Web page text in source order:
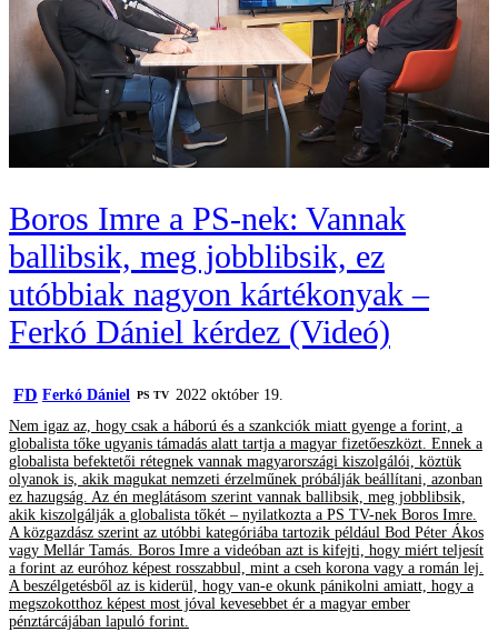
Boros Imre a PS-nek: Vannak
ballibsik, meg jobblibsik, ez
utóbbiak nagyon kártékonyak –
Ferkó Dániel kérdez (Videó)
FD Ferkó Dániel PS TV 2022 október 19.
Nem igaz az, hogy csak a háború és a szankciók miatt gyenge a forint, a
globalista tőke ugyanis támadás alatt tartja a magyar fizetőeszközt. Ennek a
globalista befektetői rétegnek vannak magyarországi kiszolgálói, köztük
olyanok is, akik magukat nemzeti érzelműnek próbálják beállítani, azonban
ez hazugság. Az én meglátásom szerint vannak ballibsik, meg jobblibsik,
akik kiszolgálják a globalista tőkét – nyilatkozta a PS TV-nek Boros Imre.
A közgazdász szerint az utóbbi kategóriába tartozik például Bod Péter Ákos
vagy Mellár Tamás. Boros Imre a videóban azt is kifejti, hogy miért teljesít
a forint az euróhoz képest rosszabbul, mint a cseh korona vagy a román lej.
A beszélgetésből az is kiderül, hogy van-e okunk pánikolni amiatt, hogy a
megszokotthoz képest most jóval kevesebbet ér a magyar ember
pénztárcájában lapuló forint.